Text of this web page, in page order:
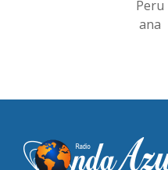
Peru
ana